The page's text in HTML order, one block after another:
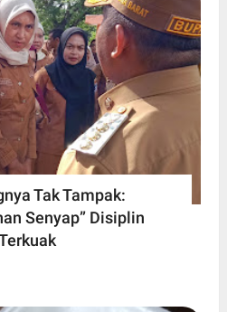
Tak Tampak:
Senyap” Disiplin